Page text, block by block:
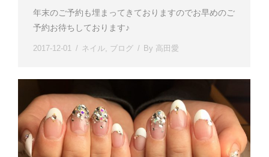
年末のご予約も埋まってきておりますのでお早めのご
予約お待ちしております♪
2017-12-01 ネイル ブログ By 高田愛